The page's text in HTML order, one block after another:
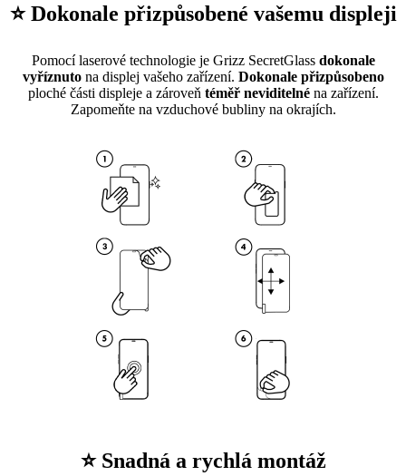
⭐ Dokonale přizpůsobené vašemu displeji
Pomocí laserové technologie je Grizz SecretGlass dokonale
vyříznutona displej vašeho zařízení. Dokonale přizpůsobeno
ploché části displeje a zároveň téměř neviditelnéna zařízení.
Zapomeňte na vzduchové bubliny na okrajích.
⭐ Snadná a rychlá montáž